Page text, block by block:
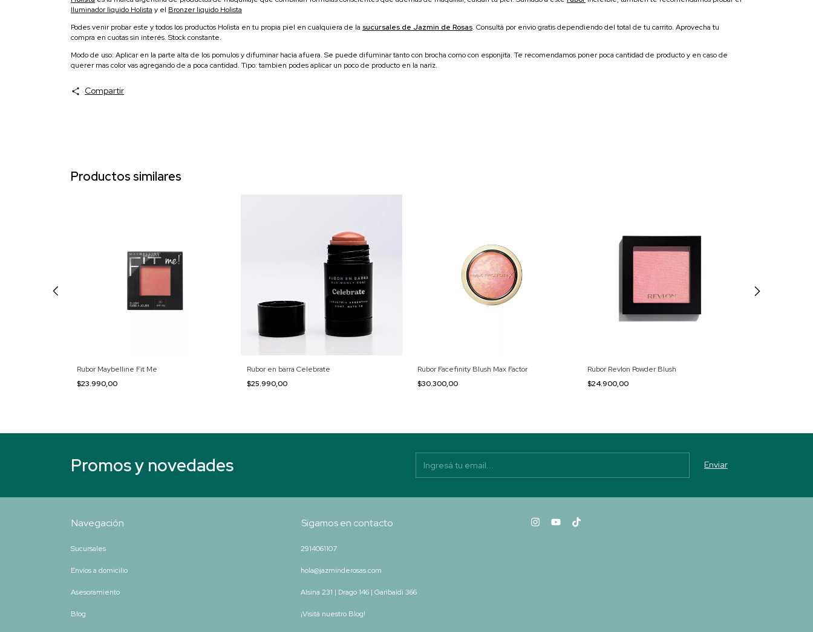
Iluminador liquido Holista y el Bronzer liquido Holista
Podes venir probar este y todos los productos Holista en tu propia piel en cualquiera de la sucursales de Jazmin de Rosas. Consultá por envio gratis dependiendo del total de tu carrito. Aprovecha tu
compra en cuotas sin interés. Stock constante.
Modo de uso: Aplicar en la parte alta de los pomulos y difuminar hacia afuera. Se puede difuminar tanto con brocha como con esponjita. Te recomendamos poner poca cantidad de producto y en caso de
querer mas color vas agregando de a poca cantidad. Tipo: tambien podes aplicar un poco de producto en la nariz.
Compartir
Productos similares
Rubor Maybelline Fit Me
$23.990,00
Rubor en barra Celebrate
$25.990,00
Rubor Facefinity Blush Max Factor
$30.300,00
Rubor Revlon Powder Blush
$24.900,00
Promos y novedades
Navegación
Sucursales
Envíos a domicilio
Asesoramiento
Blog
Sigamos en contacto
2914061107
hola@jazminderosas.com
Alsina 231 | Drago 146 | Garibaldi 366
¡Visitá nuestro Blog!